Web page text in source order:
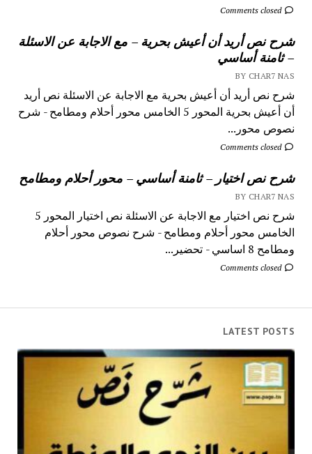
Comments closed
شرح نص أريد أن أعيش بحرية – مع الاجابة عن الاسئلة
– ثامنة أساسي
BY CHAR7 NAS
شرح نص أريد أن أعيش بحرية مع الاجابة عن الاسئلة نص أريد
أن أعيش بحرية المحور 5 الخامس محور أحلام ومطامح - شرح
نصوص محور...
Comments closed
شرح نص اختيار – ثامنة أساسي – محور أحلام ومطامح
BY CHAR7 NAS
شرح نص اختيار مع الاجابة عن الاسئلة نص اختيار المحور 5
الخامس محور أحلام ومطامح - شرح نصوص محور أحلام
ومطامح 8 اساسي - تحضير...
Comments closed
LATEST POSTS